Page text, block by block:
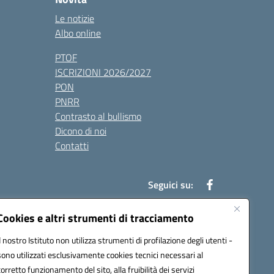
e altri strumenti di tracciamento
nostro Istituto non utilizza strumenti di profilazione degli utenti -
utilizzati esclusivamente cookies tecnici necessari al
funzionamento del sito, alla fruibilità dei servizi
Le notizie
Albo online
PTOF
ISCRIZIONI 2026/2027
PON
PNRR
Contrasto al bullismo
Dicono di noi
Contatti
Seguici su: